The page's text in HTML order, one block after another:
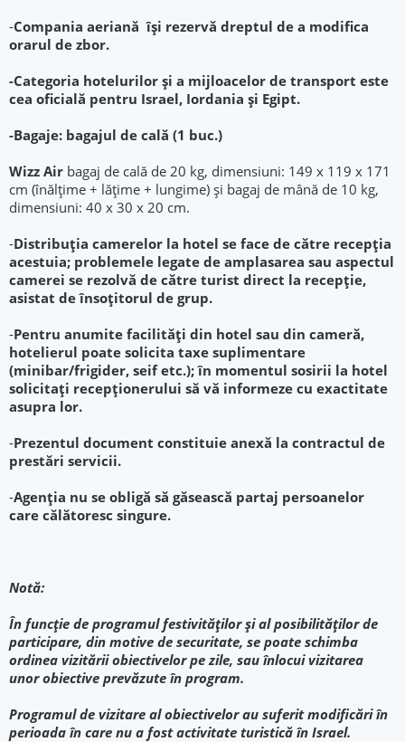
-Compania aeriană îşi rezervă dreptul de a modifica
orarul de zbor.
-Categoria hotelurilor şi a mijloacelor de transport este
cea oficială pentru Israel, Iordania şi Egipt.
-Bagaje: bagajul de cală (1 buc.)
Wizz Air bagaj de cală de 20 kg, dimensiuni: 149 x 119 x 171
cm (înălţime + lăţime + lungime) și bagaj de mână de 10 kg,
dimensiuni: 40 x 30 x 20 cm.
-Distribuția camerelor la hotel se face de către recepția
acestuia; problemele legate de amplasarea sau aspectul
camerei se rezolvă de către turist direct la recepție,
asistat de însoțitorul de grup.
-Pentru anumite facilități din hotel sau din cameră,
hotelierul poate solicita taxe suplimentare
(minibar/frigider, seif etc.); în momentul sosirii la hotel
solicitați recepționerului să vă informeze cu exactitate
asupra lor.
-Prezentul document constituie anexă la contractul de
prestări servicii.
-Agenția nu se obligă să găsească partaj persoanelor
care călătoresc singure.
Notă:
În funcţie de programul festivităţilor şi al posibilităţilor de
participare, din motive de securitate, se poate schimba
ordinea vizitării obiectivelor pe zile, sau înlocui vizitarea
unor obiective prevăzute în program.
Programul de vizitare al obiectivelor au suferit modificări în
perioada în care nu a fost activitate turistică în Israel.